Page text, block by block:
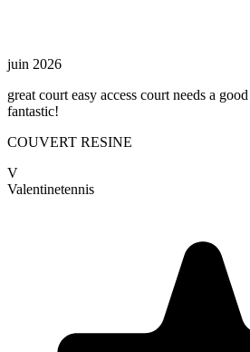
juin 2026
great court easy access court needs a
fantastic!
COUVERT RESINE
V
Valentinetennis